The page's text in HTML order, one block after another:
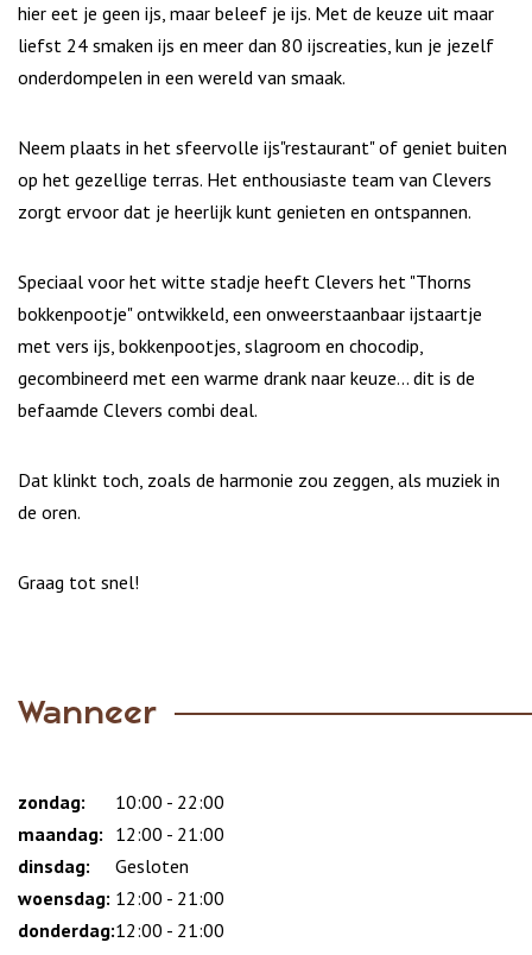
hier eet je geen ijs, maar beleef je ijs. Met de keuze uit maar
liefst 24 smaken ijs en meer dan 80 ijscreaties, kun je jezelf
onderdompelen in een wereld van smaak.
Neem plaats in het sfeervolle ijs"restaurant" of geniet buiten
op het gezellige terras. Het enthousiaste team van Clevers
zorgt ervoor dat je heerlijk kunt genieten en ontspannen.
Speciaal voor het witte stadje heeft Clevers het "Thorns
bokkenpootje" ontwikkeld, een onweerstaanbaar ijstaartje
met vers ijs, bokkenpootjes, slagroom en chocodip,
gecombineerd met een warme drank naar keuze... dit is de
befaamde Clevers combi deal.
Dat klinkt toch, zoals de harmonie zou zeggen, als muziek in
de oren.
Graag tot snel!
Wanneer
Dag
Time
slot
Reactie
zondag:
10:00 - 22:00
maandag: 12:00 - 21:00
dinsdag:
Gesloten
woensdag: 12:00 - 21:00
donderdag:12:00 - 21:00